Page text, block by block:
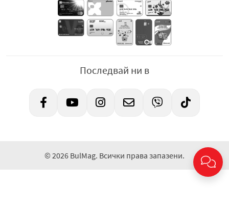
Последвай ни в
© 2026 BulMag. Всички права запазени.